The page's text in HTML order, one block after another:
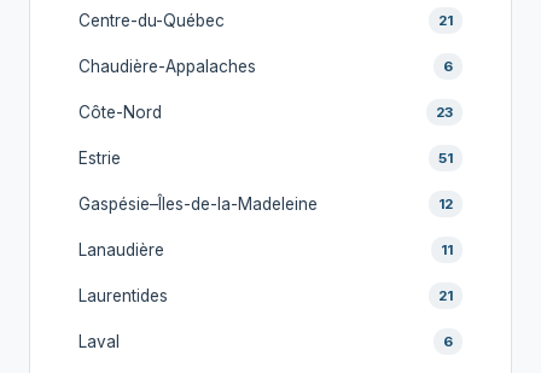
Centre-du-Québec 21
Chaudière-Appalaches 6
Côte-Nord 23
Estrie 51
Gaspésie–Îles-de-la-Madeleine 12
Lanaudière 11
Laurentides 21
Laval 6